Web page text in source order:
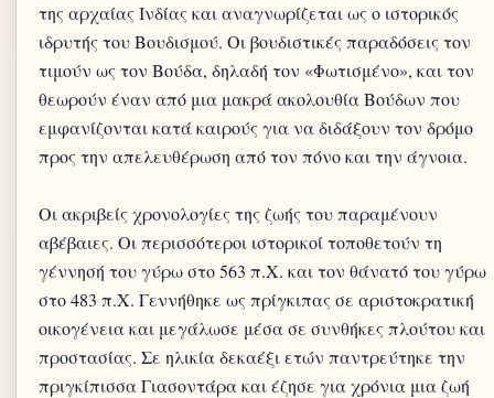
της αρχαίας Ινδίας και αναγνωρίζεται ως ο ιστορικός
ιδρυτής του Βουδισμού. Οι βουδιστικές παραδόσεις τον
τιμούν ως τον Βούδα, δηλαδή τον «Φωτισμένο», και τον
θεωρούν έναν από μια μακρά ακολουθία Βούδων που
εμφανίζονται κατά καιρούς για να διδάξουν τον δρόμο
προς την απελευθέρωση από τον πόνο και την άγνοια.
Οι ακριβείς χρονολογίες της ζωής του παραμένουν
αβέβαιες. Οι περισσότεροι ιστορικοί τοποθετούν τη
γέννησή του γύρω στο 563 π.Χ. και τον θάνατό του γύρω
στο 483 π.Χ. Γεννήθηκε ως πρίγκιπας σε αριστοκρατική
οικογένεια και μεγάλωσε μέσα σε συνθήκες πλούτου και
προστασίας. Σε ηλικία δεκαέξι ετών παντρεύτηκε την
πριγκίπισσα Γιασοντάρα και έζησε για χρόνια μια ζωή